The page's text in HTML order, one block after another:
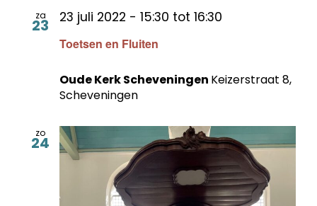
za
23
Toetsen en Fluiten
23 juli 2022 - 15:30 tot 16:30
Oude Kerk Scheveningen Keizerstraat 8,
Scheveningen
zo
24